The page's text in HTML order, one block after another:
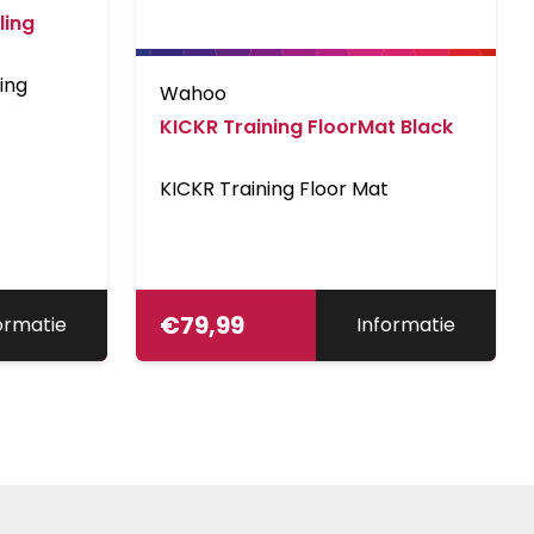
Wahoo
KICKR Training FloorMat Black
KICKR Training Floor Mat
€79,99 Informatie